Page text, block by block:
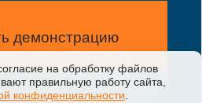
демонстрацию
на обработку файлов
правильную работу сайта,
конфиденциальности